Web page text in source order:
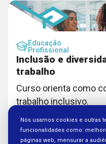
Educação
Profissional
Inclusão e
trabalho
Curso orienta como
trabalho inclusivo.
Nós usamos cookies e outras
funcionalidades como:
páginas web, mensurar a